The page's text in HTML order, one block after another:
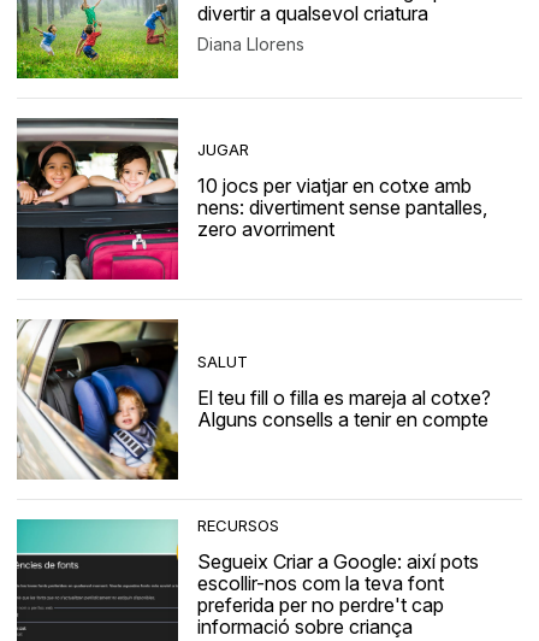
divertir a qualsevol criatura
Diana Llorens
JUGAR
10 jocs per viatjar en cotxe amb
nens: divertiment sense pantalles,
zero avorriment
SALUT
El teu fill o filla es mareja al cotxe?
Alguns consells a tenir en compte
RECURSOS
Segueix Criar a Google: així pots
escollir-nos com la teva font
preferida per no perdre't cap
informació sobre criança